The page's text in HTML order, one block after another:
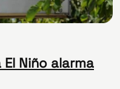
Niño alarma